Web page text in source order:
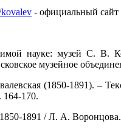
- официальный сайт
науке: музей С. В.
музейное
(1850-1891). –
170.
1891 / Л. А.